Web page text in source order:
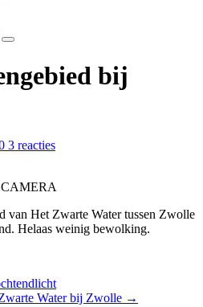
bij
3 reacties
van Het Zwarte Water tussen Zwolle
Helaas weinig bewolking.
Water bij Zwolle →